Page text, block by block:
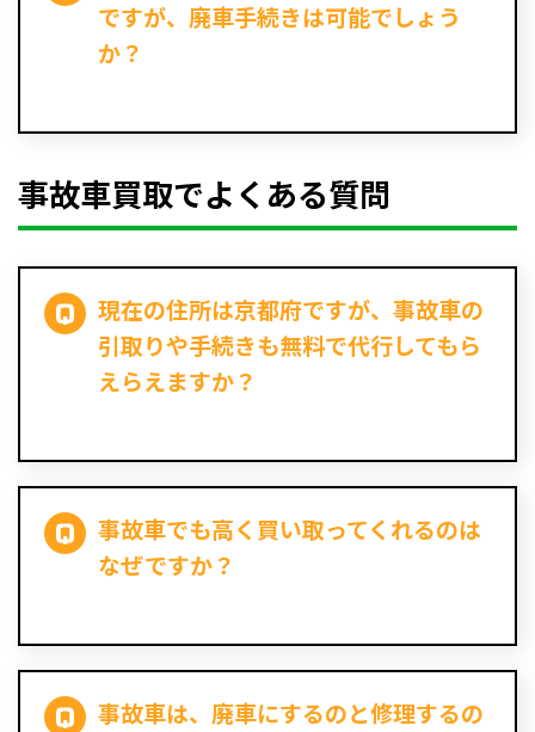
ですが、廃車手続きは可能でしょう
か？
事故車買取でよくある質問
現在の住所は京都府ですが、事故車の
引取りや手続きも無料で代行してもら
えらえますか？
事故車でも高く買い取ってくれるのは
なぜですか？
事故車は、廃車にするのと修理するの